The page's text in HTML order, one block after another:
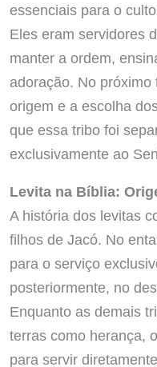
essenciais para o
Eles eram servidores
manter a ordem,
adoração. No
origem e a escolha
que essa tribo foi
exclusivamente ao
Levita na Bíblia:
A história dos levitas
filhos de Jacó. No
para o serviço
posteriormente, no
Enquanto as demais
terras como herança,
para servir